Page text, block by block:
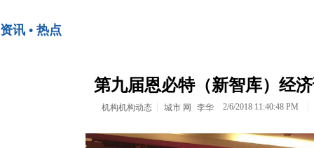
资讯 • 热点
第九届恩必特（新智库）经
机构机构动态 城市 网 李华 2/6/2018 11:40:48 PM